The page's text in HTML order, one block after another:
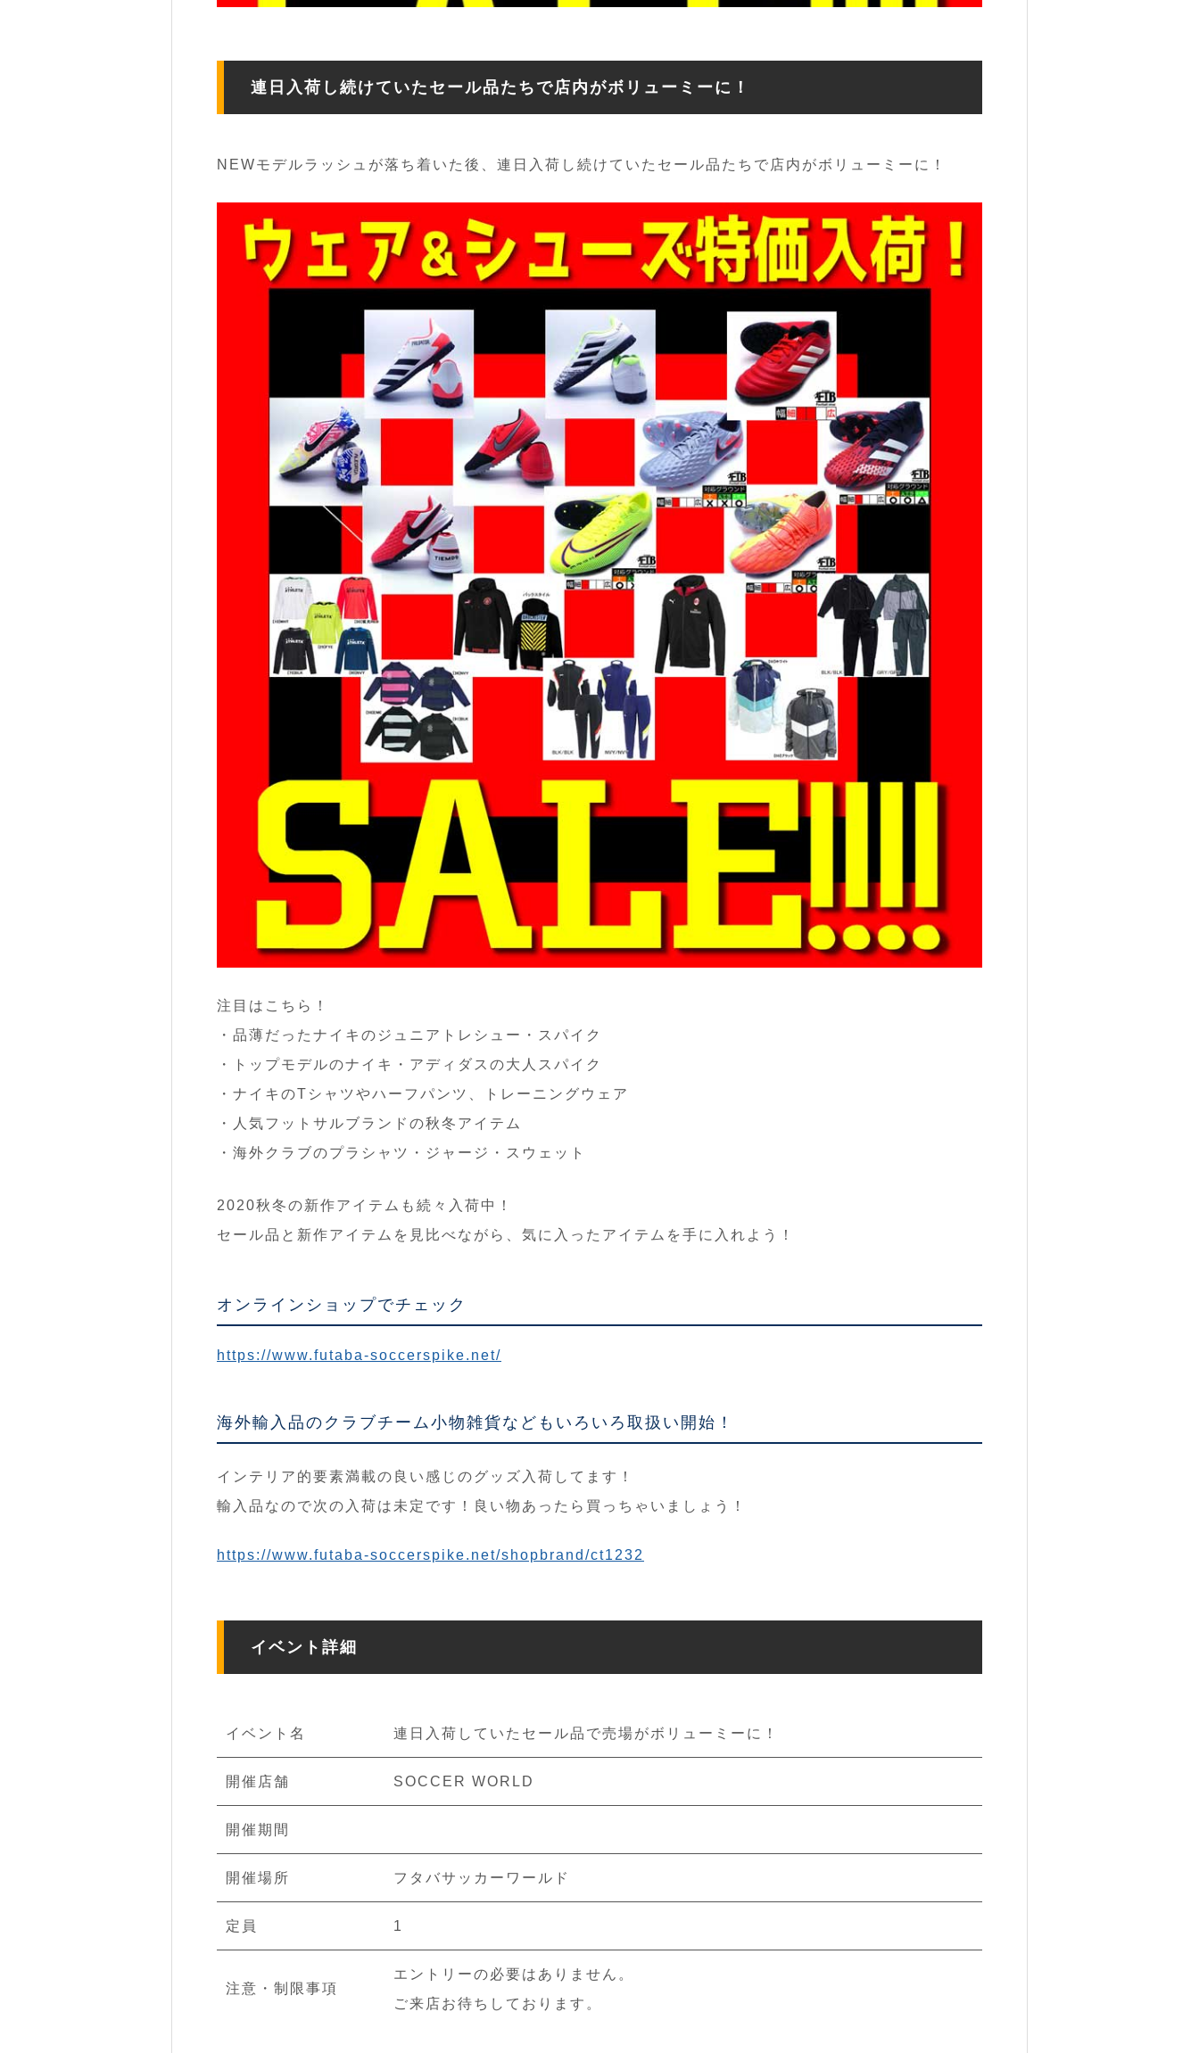
連日入荷し続けていたセール品たちで店内がボリューミーに！
NEWモデルラッシュが落ち着いた後、連日入荷し続けていたセール品たちで店内がボリューミーに！
注目はこちら！
・品薄だったナイキのジュニアトレシュー・スパイク
・トップモデルのナイキ・アディダスの大人スパイク
・ナイキのTシャツやハーフパンツ、トレーニングウェア
・人気フットサルブランドの秋冬アイテム
・海外クラブのプラシャツ・ジャージ・スウェット
2020秋冬の新作アイテムも続々入荷中！
セール品と新作アイテムを見比べながら、気に入ったアイテムを手に入れよう！
オンラインショップでチェック
https://www.futaba-soccerspike.net/
海外輸入品のクラブチーム小物雑貨などもいろいろ取扱い開始！
インテリア的要素満載の良い感じのグッズ入荷してます！
輸入品なので次の入荷は未定です！良い物あったら買っちゃいましょう！
https://www.futaba-soccerspike.net/shopbrand/ct1232
イベント詳細
イベント名 連日入荷していたセール品で売場がボリューミーに！
開催店舗 SOCCER WORLD
開催期間
開催場所 フタバサッカーワールド
定員 1
注意・制限事項
エントリーの必要はありません。
ご来店お待ちしております。